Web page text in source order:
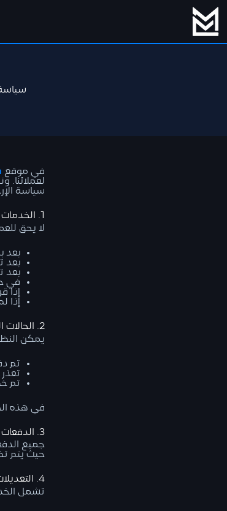
سياسة
في موقع
سياسة
لا يحق
بعد
بعد
بعد
في
إذا
إذا
2. الحالات التي يمكن فيها طلب استرداد الأموال
يمكن
تم
تم
في هذه
3. الدفعات المقدمة (Advance Payment)
جميع
حيث يتم
4. التعديلات والمراجعات
تشمل